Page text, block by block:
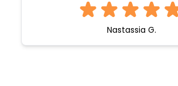
Nastassia G.